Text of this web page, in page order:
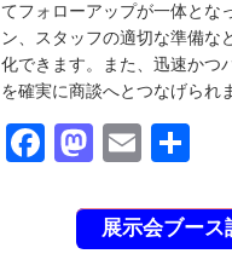
てフォローアップが一体とな
ン、スタッフの適切な準備な
化できます。また、迅速かつ
を確実に商談へとつなげられ
F
M
st
o
E
ail
展示会ブース